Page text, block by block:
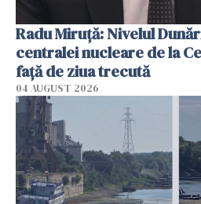
Radu Miruţă: Nivelul
centralei nucleare de la
faţă de ziua trecută
04 AUGUST 2026